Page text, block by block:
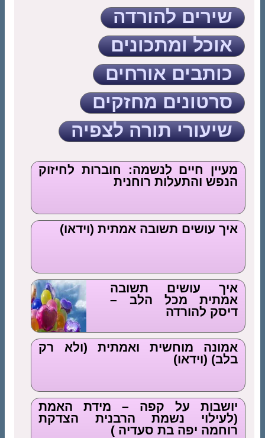
שירים להורדה
אוכל ומתכונים
כותבים אורחים
סרטונים מחזקים
שיעורי תורה לצפיה
מעיין חיים לנשמה: חוברות לחיזוק
הנפש והתעלות רוחנית
איך עושים תשובה אמתית (וידאו)
איך עושים תשובה
אמתית מכל הלב –
דיסק להורדה
אמונה מוחשית ואמתית (ולא רק
בלב) (וידאו)
יושבות על קפה – מידת האמת
(לעילוי נשמת הרבנית הצדקת
רוחמה יפה בת סעדיה )